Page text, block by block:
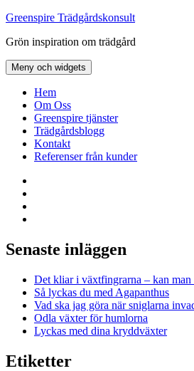
Hoppa
innehåll
Greenspire Trädgårdskonsult
Grön inspiration om trädgård
Meny och widgets
Hem
Om Oss
Greenspire tjänster
Trädgårdsblogg
Kontakt
Referenser från kunder
Senaste inläggen
Det kliar i växtfingrarna – kan man
Så lyckas du med Agapanthus
Vad ska jag göra när sniglarna
Odla växter för humlorna
Lyckas med dina kryddväxter
Etiketter